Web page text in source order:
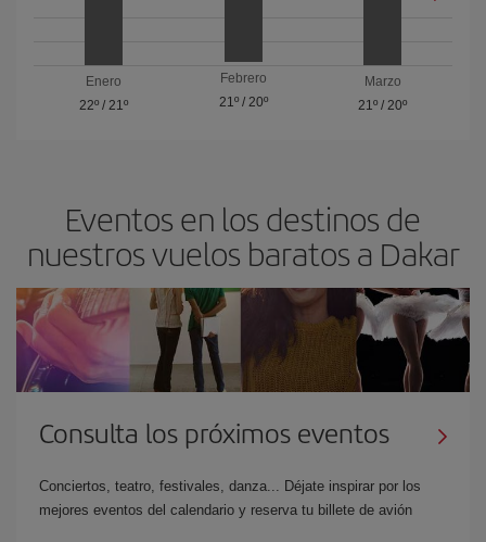
Enero
22º/ 21º
Febrero
21º/ 20º
Marzo
21º /20º
Eventos en los destinos de
nuestros vuelos baratos a Dakar
Consulta los próximos eventos
Conciertos, teatro, festivales, danza... Déjate inspirar por los
mejores eventos del calendario y reserva tu billete de avión